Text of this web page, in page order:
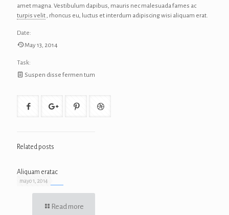
amet magna. Vestibulum dapibus, mauris nec malesuada fames ac
turpis velit , rhoncus eu, luctus et interdum adipiscing wisi aliquam erat.
Date:
May 13, 2014
Task:
Suspen disse fermen tum
Related posts
mayo 1, 2014
Aliquam eratac
Read more